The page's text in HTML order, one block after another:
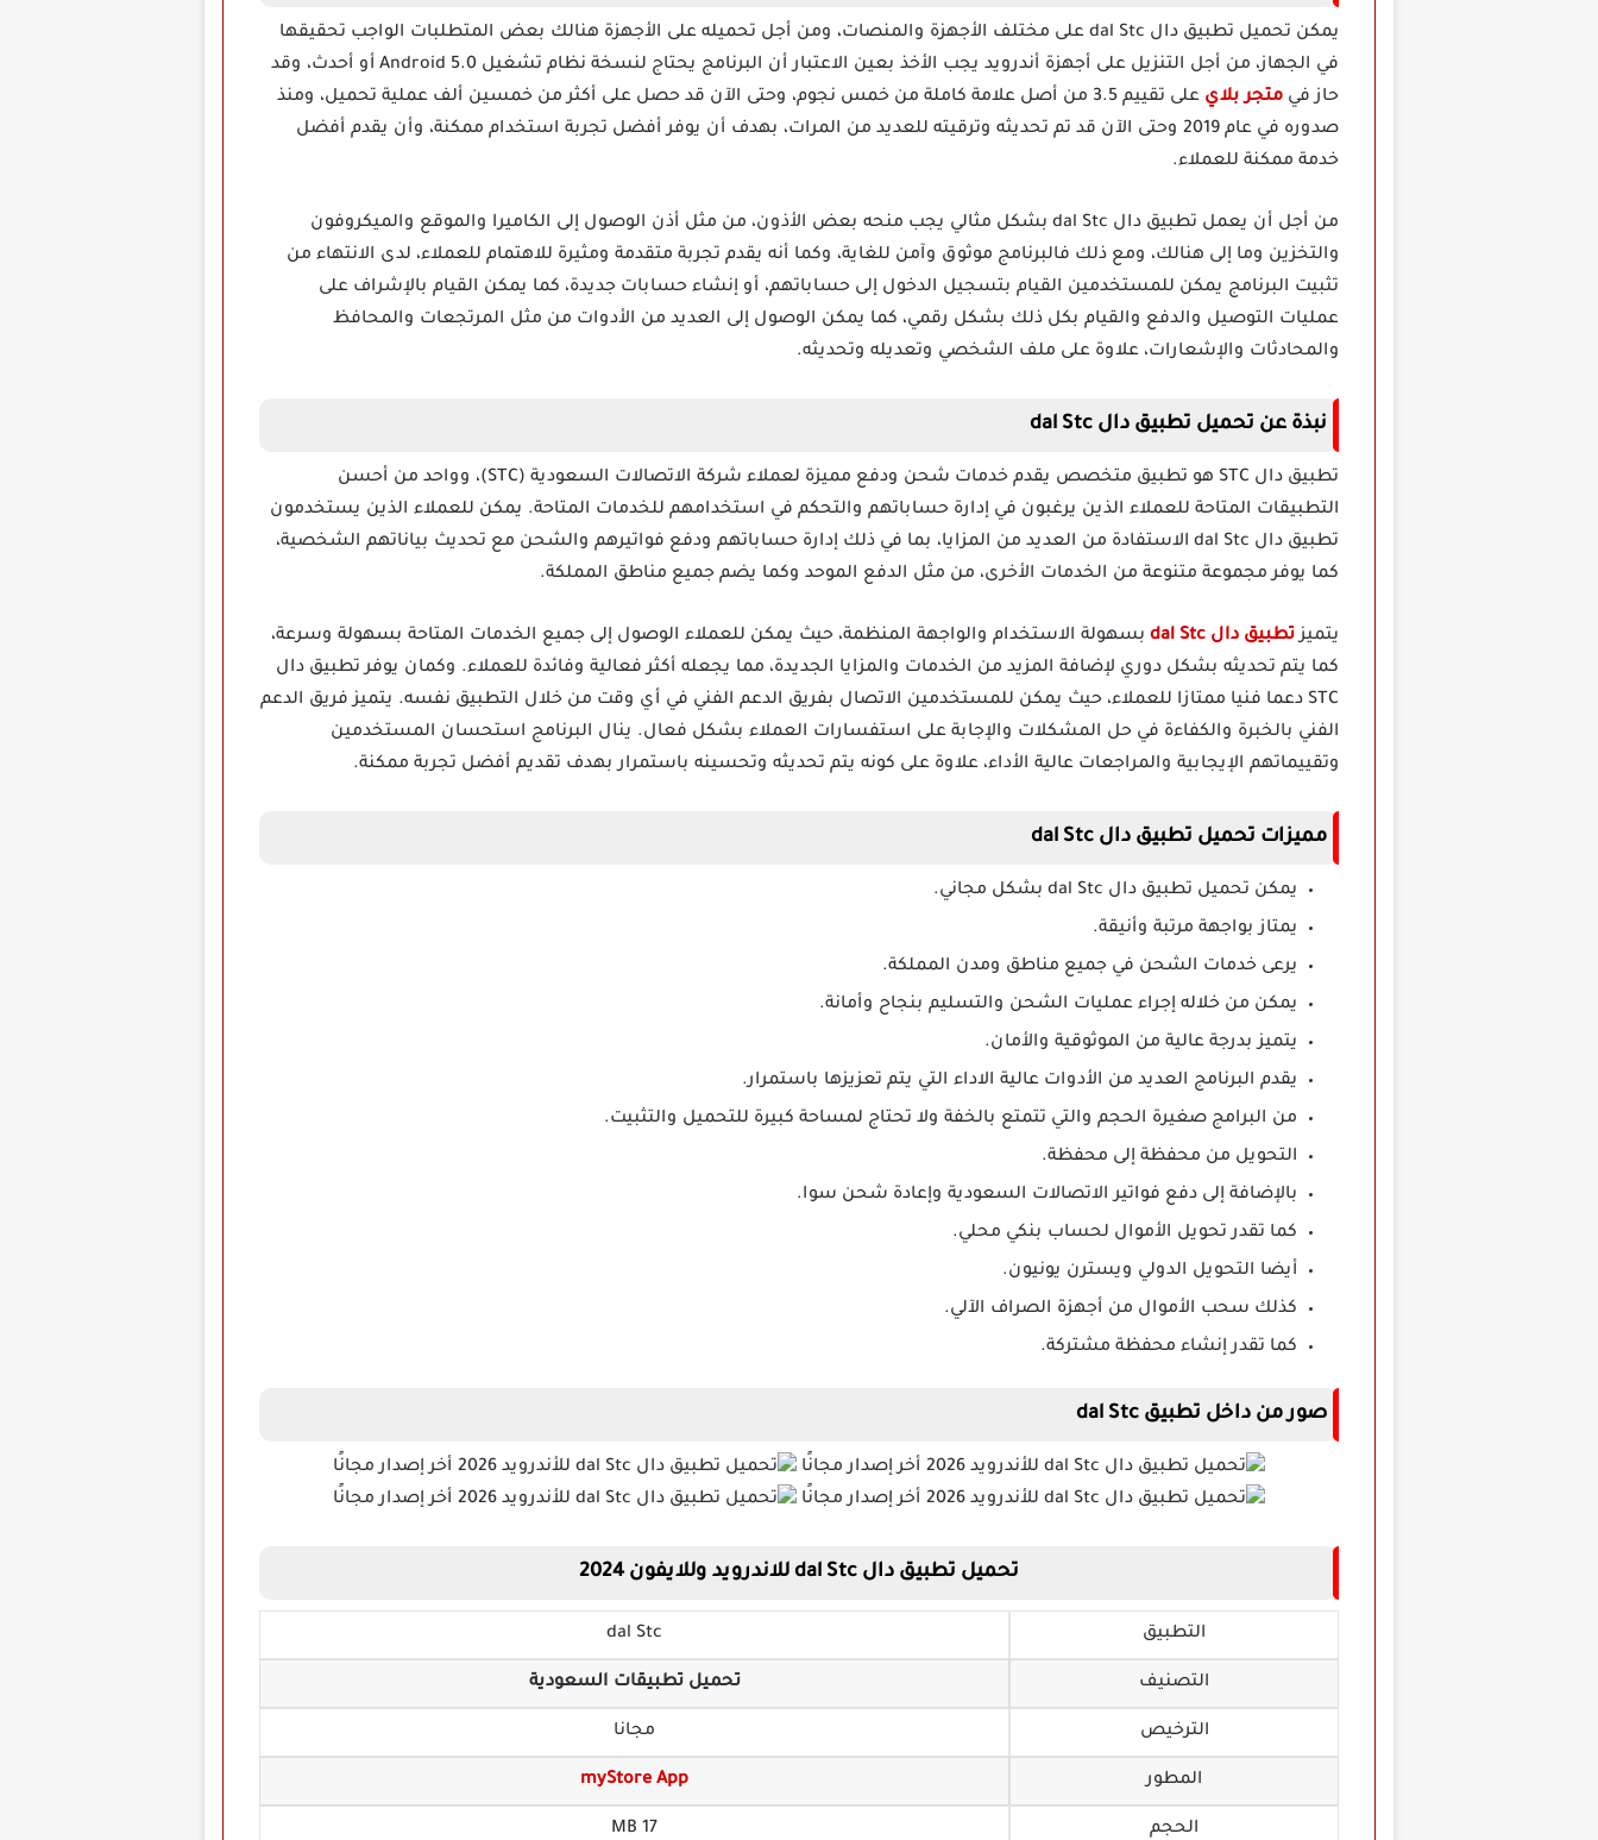
يمكن تحميل تطبيق دال dal Stc على مختلف الأجهزة والمنصات، ومن أجل تحميله على الأجهزة هنالك بعض المتطلبات الواجب تحقيقها
في الجهاز، من أجل التنزيل على أجهزة أندرويد يجب الأخذ بعين الاعتبار أن البرنامج يحتاج لنسخة نظام تشغيل Android 5.0 أو أحدث، وقد
حاز في متجر بلاي
على تقييم 3.5 من أصل علامة كاملة من خمس نجوم، وحتى الآن قد حصل على أكثر من خمسين ألف عملية تحميل، ومنذ
صدوره في عام 2019 وحتى الآن قد تم تحديثه وترقيته للعديد من المرات، بهدف أن يوفر أفضل تجربة استخدام ممكنة، وأن يقدم أفضل
خدمة ممكنة للعملاء.
من أجل أن يعمل تطبيق دال dal Stc بشكل مثالي يجب منحه بعض الأذون، من مثل أذن الوصول إلى الكاميرا والموقع والميكروفون
والتخزين وما إلى هنالك، ومع ذلك فالبرنامج موثوق وآمن للغاية، وكما أنه يقدم تجربة متقدمة ومثيرة للاهتمام للعملاء، لدى الانتهاء من
تثبيت البرنامج يمكن للمستخدمين القيام بتسجيل الدخول إلى حساباتهم، أو إنشاء حسابات جديدة، كما يمكن القيام بالإشراف على
عمليات التوصيل والدفع والقيام بكل ذلك بشكل رقمي، كما يمكن الوصول إلى العديد من الأدوات من مثل المرتجعات والمحافظ
والمحادثات والإشعارات، علاوة على ملف الشخصي وتعديله وتحديثه.
نبذة عن تحميل تطبيق دال dal Stc
تطبيق دال STC هو تطبيق متخصص يقدم خدمات شحن ودفع مميزة لعملاء شركة الاتصالات السعودية (STC)، وواحد من أحسن
التطبيقات المتاحة للعملاء الذين يرغبون في إدارة حساباتهم والتحكم في استخدامهم للخدمات المتاحة. يمكن للعملاء الذين يستخدمون
تطبيق دال dal Stc الاستفادة من العديد من المزايا، بما في ذلك إدارة حساباتهم ودفع فواتيرهم والشحن مع تحديث بياناتهم الشخصية،
كما يوفر مجموعة متنوعة من الخدمات الأخرى، من مثل الدفع الموحد وكما يضم جميع مناطق المملكة.
يتميزتطبيق دال dal Stc
بسهولة الاستخدام والواجهة المنظمة، حيث يمكن للعملاء الوصول إلى جميع الخدمات المتاحة بسهولة وسرعة،
كما يتم تحديثه بشكل دوري لإضافة المزيد من الخدمات والمزايا الجديدة، مما يجعله أكثر فعالية وفائدة للعملاء. وكمان يوفر تطبيق دال
STC دعما فنيا ممتازا للعملاء، حيث يمكن للمستخدمين الاتصال بفريق الدعم الفني في أي وقت من خلال التطبيق نفسه. يتميز فريق الدعم
الفني بالخبرة والكفاءة في حل المشكلات والإجابة على استفسارات العملاء بشكل فعال. ينال البرنامج استحسان المستخدمين
وتقييماتهم الإيجابية والمراجعات عالية الأداء، علاوة على كونه يتم تحديثه وتحسينه باستمرار بهدف تقديم أفضل تجربة ممكنة.
مميزات تحميل تطبيق دال dal Stc
يمكن تحميل تطبيق دال dal Stc بشكل مجاني.
يمتاز بواجهة مرتبة وأنيقة.
يرعى خدمات الشحن في جميع مناطق ومدن المملكة.
يمكن من خلاله إجراء عمليات الشحن والتسليم بنجاح وأمانة.
يتميز بدرجة عالية من الموثوقية والأمان.
يقدم البرنامج العديد من الأدوات عالية الاداء التي يتم تعزيزها باستمرار.
من البرامج صغيرة الحجم والتي تتمتع بالخفة ولا تحتاج لمساحة كبيرة للتحميل والتثبيت.
التحويل من محفظة إلى محفظة.
بالإضافة إلى دفع فواتير الاتصالات السعودية وإعادة شحن سوا.
كما تقدر تحويل الأموال لحساب بنكي محلي.
أيضا التحويل الدولي ويسترن يونيون.
كذلك سحب الأموال من أجهزة الصراف الآلي.
كما تقدر إنشاء محفظة مشتركة.
صور من داخل تطبيق dal Stc
تحميل تطبيق دال dal Stc للاندرويد وللايفون 2024
التطبيق dal Stc
التصنيف تحميل تطبيقات السعودية
الترخيص مجانا
المطور myStore App
الحجم 17 MB